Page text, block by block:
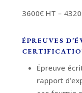
3600€ HT –
ÉPREUVES
Épreuve
rapport